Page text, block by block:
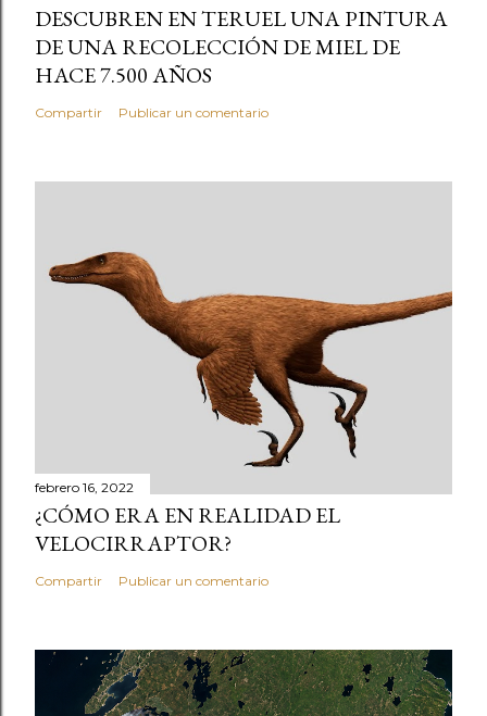
DESCUBREN EN TERUEL UNA PINTURA
DE UNA RECOLECCIÓN DE MIEL DE
HACE 7.500 AÑOS
Compartir Publicar un comentario
febrero 16, 2022
¿CÓMO ERA EN REALIDAD EL
VELOCIRRAPTOR?
Compartir Publicar un comentario